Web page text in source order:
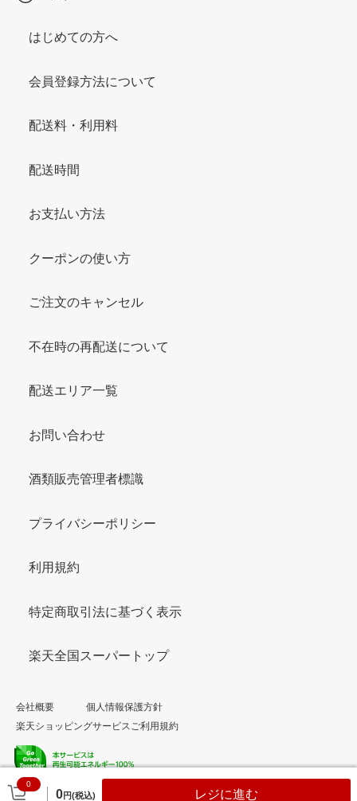
0
0円(税込) レジに進む
はじめての方へ
会員登録方法について
配送料・利用料
配送時間
お支払い方法
クーポンの使い方
ご注文のキャンセル
不在時の再配送について
配送エリア一覧
お問い合わせ
酒類販売管理者標識
プライバシーポリシー
利用規約
特定商取引法に基づく表示
楽天全国スーパートップ
会社概要
個人情報保護方針
楽天ショッピングサービスご利用規約
© Rakuten Group, Inc.